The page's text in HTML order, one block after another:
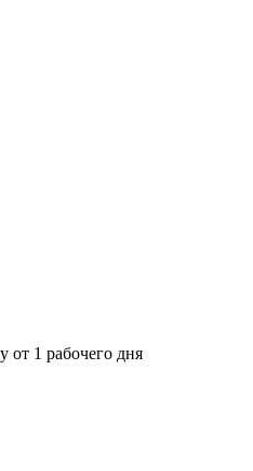
от 1 рабочего дня